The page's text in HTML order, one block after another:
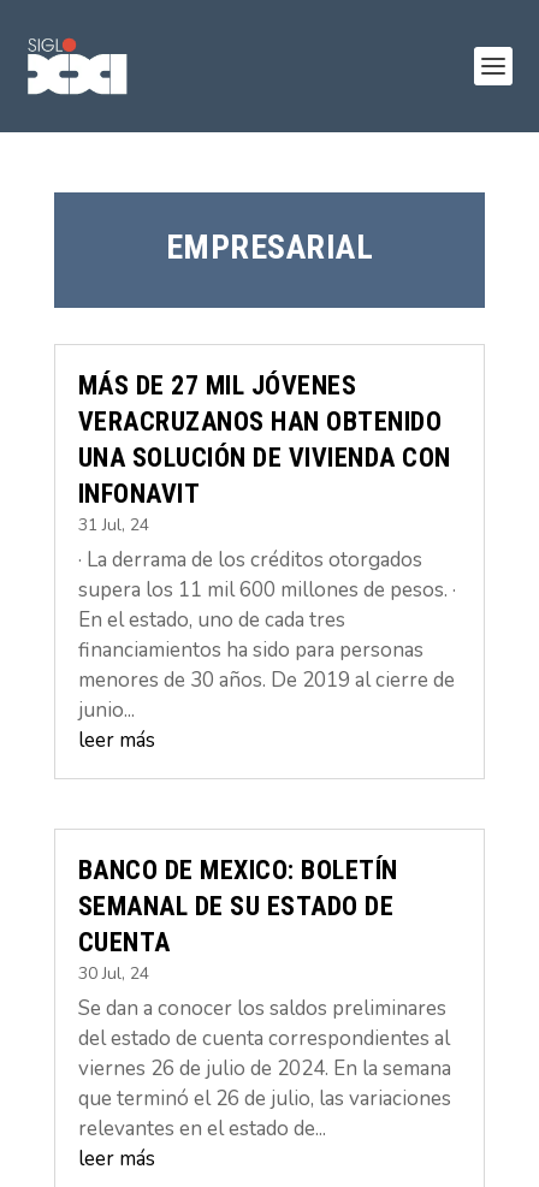
EMPRESARIAL
MÁS DE 27 MIL JÓVENES
VERACRUZANOS HAN OBTENIDO
UNA SOLUCIÓN DE VIVIENDA CON
INFONAVIT
31 Jul, 24
· La derrama de los créditos otorgados
supera los 11 mil 600 millones de pesos. ·
En el estado, uno de cada tres
financiamientos ha sido para personas
menores de 30 años. De 2019 al cierre de
junio...
leer más
BANCO DE MEXICO: BOLETÍN
SEMANAL DE SU ESTADO DE
CUENTA
30 Jul, 24
Se dan a conocer los saldos preliminares
del estado de cuenta correspondientes al
viernes 26 de julio de 2024. En la semana
que terminó el 26 de julio, las variaciones
relevantes en el estado de...
leer más